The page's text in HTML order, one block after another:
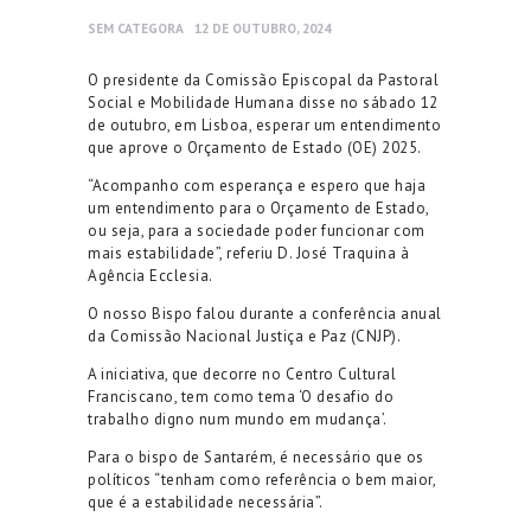
SEM CATEGORA 12 DE OUTUBRO, 2024
O presidente da Comissão Episcopal da Pastoral
Social e Mobilidade Humana disse no sábado 12
de outubro, em Lisboa, esperar um entendimento
que aprove o Orçamento de Estado (OE) 2025.
“Acompanho com esperança e espero que haja
um entendimento para o Orçamento de Estado,
ou seja, para a sociedade poder funcionar com
mais estabilidade”, referiu D. José Traquina à
Agência Ecclesia.
O nosso Bispo falou durante a conferência anual
da Comissão Nacional Justiça e Paz (CNJP).
A iniciativa, que decorre no Centro Cultural
Franciscano, tem como tema ‘O desafio do
trabalho digno num mundo em mudança’.
Para o bispo de Santarém, é necessário que os
políticos “tenham como referência o bem maior,
que é a estabilidade necessária”.